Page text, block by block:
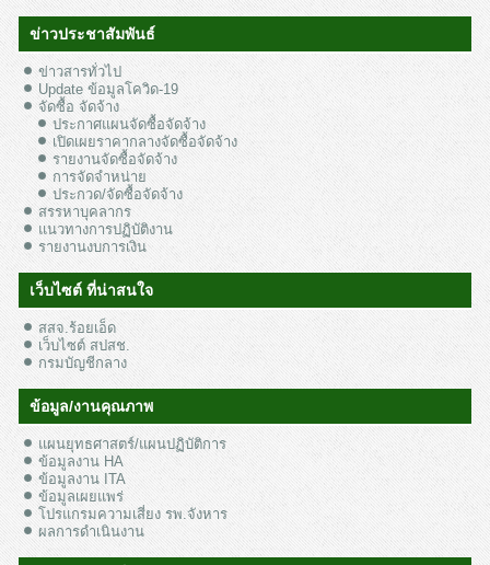
ข่าวประชาสัมพันธ์
ข่าวสารทั่วไป
Update ข้อมูลโควิด-19
จัดซื้อ จัดจ้าง
ประกาศแผนจัดซื้อจัดจ้าง
เปิดเผยราคากลางจัดซื้อจัดจ้าง
รายงานจัดซื้อจัดจ้าง
การจัดจำหน่าย
ประกวด/จัดซื้อจัดจ้าง
สรรหาบุคลากร
แนวทางการปฏิบัติงาน
รายงานงบการเงิน
เว็บไซต์ ที่น่าสนใจ
สสจ.ร้อยเอ็ด
เว็บไซต์ สปสช.
กรมบัญชีกลาง
ข้อมูล/งานคุณภาพ
แผนยุทธศาสตร์/แผนปฏิบัติการ
ข้อมูลงาน HA
ข้อมูลงาน ITA
ข้อมูลเผยแพร่
โปรแกรมความเสี่ยง รพ.จังหาร
ผลการดำเนินงาน